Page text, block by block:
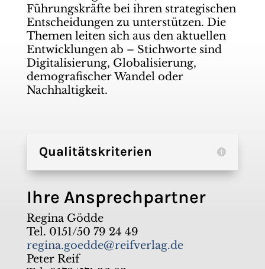
Führungskräfte bei ihren strategischen
Entscheidungen zu unterstützen. Die
Themen leiten sich aus den aktuellen
Entwicklungen ab – Stichworte sind
Digitalisierung, Globalisierung,
demografischer Wandel oder
Nachhaltigkeit.
Qualitätskriterien
Ihre Ansprechpartner
Regina Gödde
Tel. 0151/50 79 24 49
regina.goedde@reifverlag.de
Peter Reif